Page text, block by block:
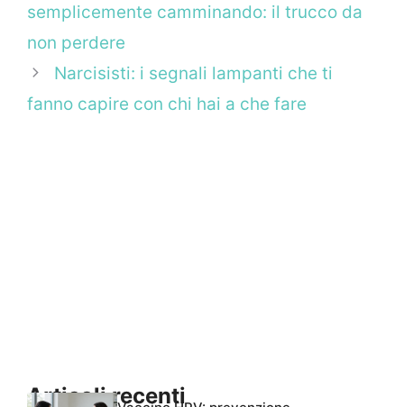
semplicemente camminando: il trucco da
non perdere
Narcisisti: i segnali lampanti che ti
fanno capire con chi hai a che fare
Articoli recenti